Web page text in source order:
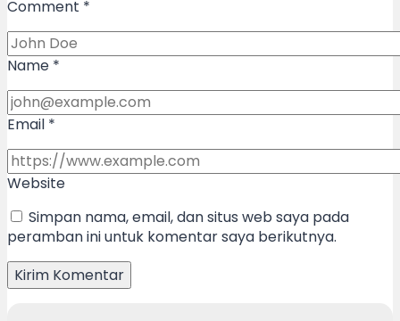
Comment *
Name *
Email *
Website
Simpan nama, email, dan situs web saya pada
peramban ini untuk komentar saya berikutnya.